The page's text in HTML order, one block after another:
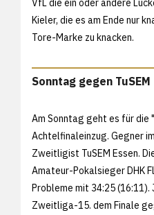
VfL die ein oder andere
Kieler, die es am Ende nur
Tore-Marke zu knacken.
Sonntag gegen TuSEM
Am Sonntag geht es für die
Achtelfinaleinzug. Gegner
Zweitligist TuSEM Essen.
Amateur-Pokalsieger DHK
Probleme mit 34:25
Zweitliga-15. dem Finale